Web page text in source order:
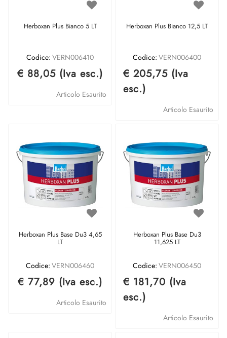
Herboxan Plus Bianco 5 LT
Codice: VERN006410
€ 88,05 (Iva esc.)
Articolo Esaurito
Herboxan Plus Bianco 12,5 LT
Codice: VERN006400
€ 205,75 (Iva
esc.)
Articolo Esaurito
Herboxan Plus Base Du3 4,65
LT
Codice: VERN006460
€ 77,89 (Iva esc.)
Articolo Esaurito
Herboxan Plus Base Du3
11,625 LT
Codice: VERN006450
€ 181,70 (Iva
esc.)
Articolo Esaurito